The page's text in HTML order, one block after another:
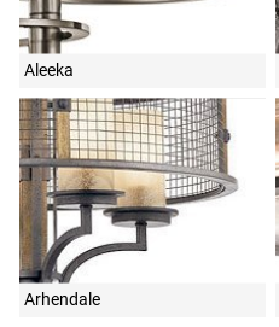
Aleeka
Arhendale